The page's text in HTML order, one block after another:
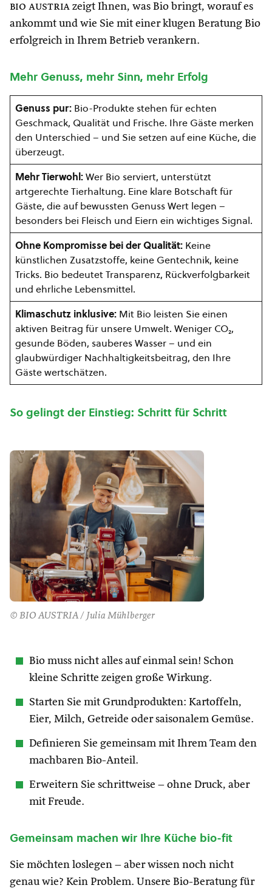
bio austria zeigt Ihnen, was Bio bringt, worauf es
ankommt und wie Sie mit einer klugen Beratung Bio
erfolgreich in Ihrem Betrieb verankern.
Mehr Genuss, mehr Sinn, mehr Erfolg
Genuss pur: Bio-Produkte stehen für echten
Geschmack, Qualität und Frische. Ihre Gäste merken
den Unterschied – und Sie setzen auf eine Küche, die
überzeugt.
Mehr Tierwohl:Wer Bio serviert, unterstützt
artgerechte Tierhaltung. Eine klare Botschaft für
Gäste, die auf bewussten Genuss Wert legen –
besonders bei Fleisch und Eiern ein wichtiges Signal.
Ohne Kompromisse bei der Qualität: Keine
künstlichen Zusatzstoffe, keine Gentechnik, keine
Tricks. Bio bedeutet Transparenz, Rückverfolgbarkeit
und ehrliche Lebensmittel.
Klimaschutz inklusive: Mit Bio leisten Sie einen
aktiven Beitrag für unsere Umwelt. Weniger CO₂,
gesunde Böden, sauberes Wasser – und ein
glaubwürdiger Nachhaltigkeitsbeitrag, den Ihre
Gäste wertschätzen.
So gelingt der Einstieg: Schritt für Schritt
© BIO AUSTRIA / Julia Mühlberger
Bio muss nicht alles auf einmal sein! Schon
kleine Schritte zeigen große Wirkung.
Starten Sie mit Grundprodukten: Kartoffeln,
Eier, Milch, Getreide oder saisonalem Gemüse.
Definieren Sie gemeinsam mit Ihrem Team den
machbaren Bio-Anteil.
Erweitern Sie schrittweise – ohne Druck, aber
mit Freude.
Gemeinsam machen wir Ihre Küche bio-fit
Sie möchten loslegen – aber wissen noch nicht
genau wie? Kein Problem. Unsere Bio-Beratung für